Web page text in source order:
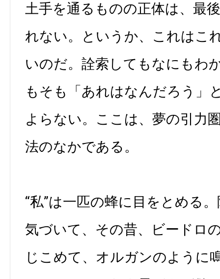
土手を通るものの正体は、最
れない。というか、これはこ
いのだ。詮索してもなにもわ
もそも「あれはなんだろう」
よらない。ここは、夢の引力
法のなかである。
“私”は一匹の蜂に目をとめる
気づいて、その昔、ビードロ
じこめて、オルガンのように